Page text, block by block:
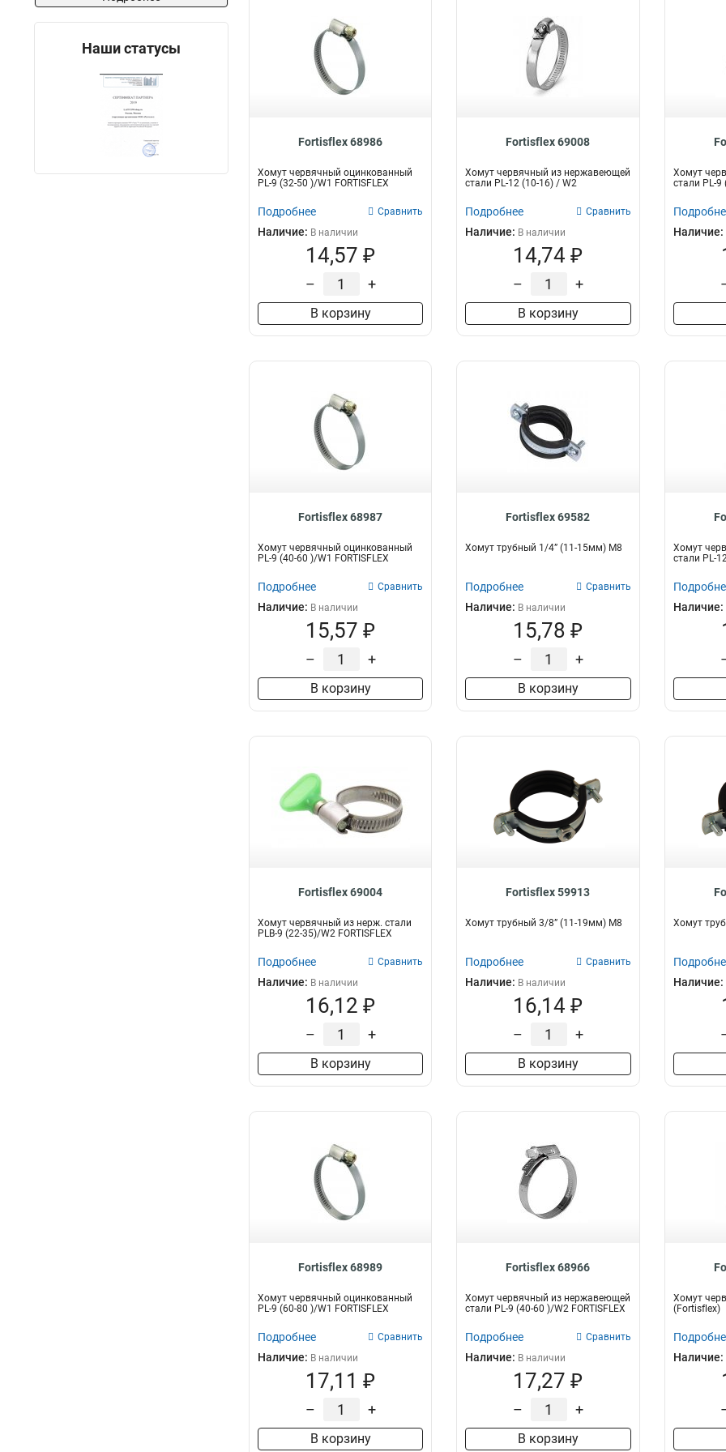
Наши статусы
Fortisflex 68986
Хомут червячный оцинкованный
PL-9 (32-50 )/W1 FORTISFLEX
Подробнее Сравнить
Наличие: В наличии
14,57 ₽
– +
В корзину
Fortisflex 69008
Хомут червячный из нержавеющей
стали PL-12 (10-16) / W2
Подробнее Сравнить
Наличие: В наличии
14,74 ₽
– +
В корзину
Хомут
стали PL-9
Наличие:
Fortisflex 68987
Хомут червячный оцинкованный
PL-9 (40-60 )/W1 FORTISFLEX
Подробнее Сравнить
Наличие: В наличии
15,57 ₽
– +
В корзину
Fortisflex 69582
Хомут трубный 1/4” (11-15мм) М8
Подробнее Сравнить
Наличие: В наличии
15,78 ₽
– +
В корзину
Хомут
стали PL-
Наличие:
Fortisflex 69004
Хомут червячный из нерж. стали
PLB-9 (22-35)/W2 FORTISFLEX
Подробнее Сравнить
Наличие: В наличии
16,12 ₽
– +
В корзину
Fortisflex 59913
Хомут трубный 3/8” (11-19мм) М8
Подробнее Сравнить
Наличие: В наличии
16,14 ₽
– +
В корзину
Хомут
Наличие:
Fortisflex 68989
Хомут червячный оцинкованный
PL-9 (60-80 )/W1 FORTISFLEX
Подробнее Сравнить
Наличие: В наличии
17,11 ₽
– +
В корзину
Fortisflex 68966
Хомут червячный из нержавеющей
стали PL-9 (40-60 )/W2 FORTISFLEX
Подробнее Сравнить
Наличие: В наличии
17,27 ₽
– +
В корзину
Хомут
(Fortisflex)
Наличие: